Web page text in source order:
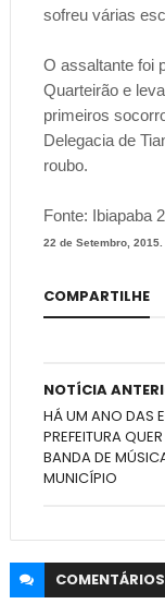
sofreu várias
O assaltante foi
Quarteirão e
primeiros
Delegacia de
roubo.
Fonte: Ibiapaba
22 de Setembro, 2015.
COMPARTILHE
NOTÍCIA
HÁ UM ANO DAS
PREFEITURA
BANDA DE
MUNICÍPIO
COMENTÁRIOS